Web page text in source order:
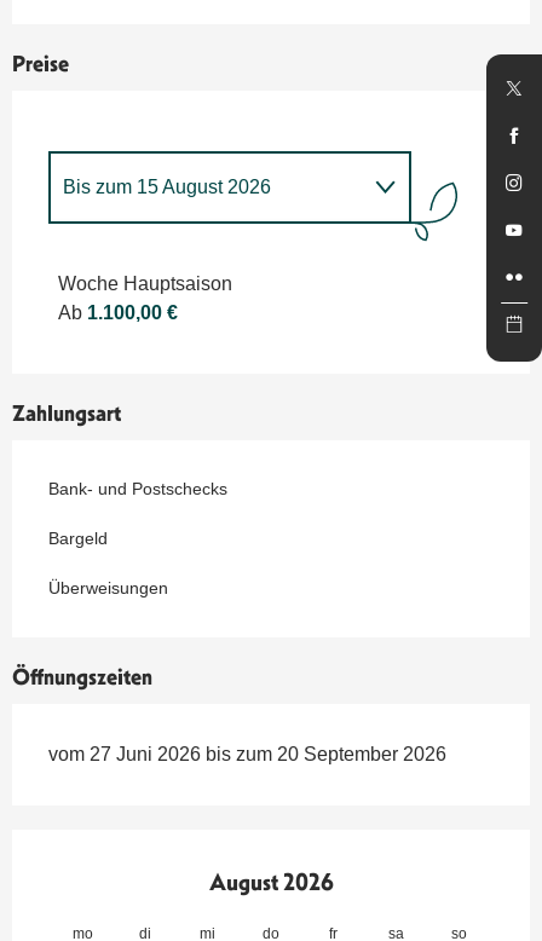
Preise
Bis zum 15 August 2026
Woche Hauptsaison
Ab 1.100,00 €
Zahlungsart
Bank- und Postschecks
Bargeld
Überweisungen
Öffnungszeiten
vom 27 Juni 2026 bis zum 20 September 2026
August 2026
mo di mi do fr sa so